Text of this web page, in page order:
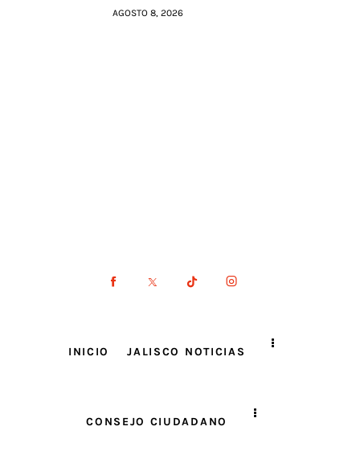
AGOSTO 8, 2026
INICIO JALISCO NOTICIAS
CONSEJO CIUDADANO